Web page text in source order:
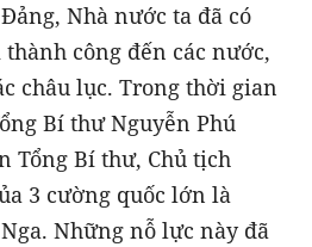
Nhà nước ta đã có
công đến các nước,
châu lục. Trong thời gian
Bí thư Nguyễn Phú
Tổng Bí thư, Chủ tịch
3 cường quốc lớn là
Những nỗ lực này đã